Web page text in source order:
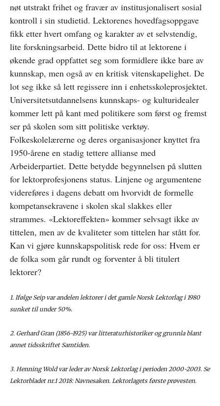
nøt utstrakt frihet og fravær av institusjonalisert sosial
kontroll i sin studietid. Lektorenes hovedfagsoppgave
fikk etter hvert omfang og karakter av et selvstendig,
lite forskningsarbeid. Dette bidro til at lektorene i
økende grad oppfattet seg som formidlere ikke bare av
kunnskap, men også av en kritisk vitenskapelighet. De
lot seg ikke så lett regissere inn i enhetsskoleprosjektet.
Universitetsutdannelsens kunnskaps- og kulturidealer
kommer lett på kant med politikere som først og fremst
ser på skolen som sitt politiske verktøy.
Folkeskolelærerne og deres organisasjoner knyttet fra
1950-årene en stadig tettere allianse med
Arbeiderpartiet. Dette betydde begynnelsen på slutten
for lektorprofesjonens status. Linjene og argumentene
videreføres i dagens debatt om hvorvidt de formelle
kompetansekravene i skolen skal slakkes eller
strammes. «Lektoreffekten» kommer selvsagt ikke av
tittelen, men av de kvaliteter som tittelen har stått for.
Kan vi gjøre kunnskapspolitisk rede for oss: Hvem er
de folka som går rundt og forventer å bli titulert
lektorer?
1. Ifølge Seip var andelen lektorer i det gamle Norsk Lektorlag i 1980
sunket til under 50%.
2. Gerhard Gran (1856-1925) var litteraturhistoriker og grunnla blant
annet tidsskriftet Samtiden.
3. Henning Wold var leder av Norsk Lektorlag i perioden 2000-2003. Se
Lektorbladet nr.1 2018: Navnesaken. Lektorlagets første prøvesten.